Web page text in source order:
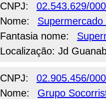
CNPJ: 02.543.629/
Nome:
Supermercado
Fantasia nome:
Localização: Jd
CNPJ: 02.905.456/
Nome:
Grupo